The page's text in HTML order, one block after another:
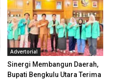
Advertorial
Sinergi Membangun Daerah,
Bupati Bengkulu Utara Terima